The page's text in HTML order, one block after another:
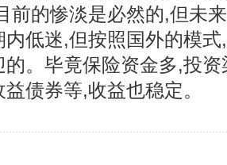
前的惨淡是必然的,但未
内低迷,但按照国外的模
的。毕竟保险资金多,投
债券等,收益也稳定。